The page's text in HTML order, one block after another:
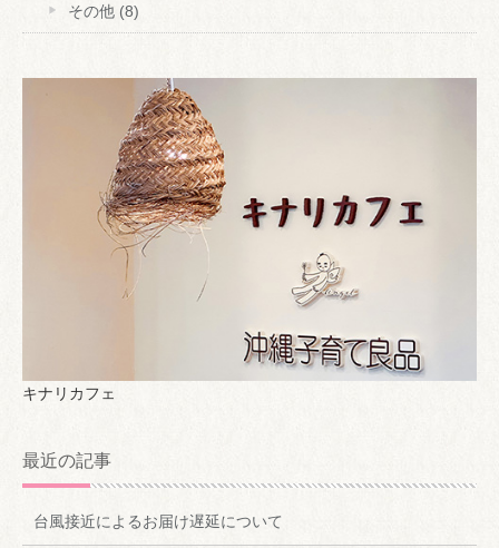
その他 (8)
キナリカフェ
最近の記事
台風接近によるお届け遅延について